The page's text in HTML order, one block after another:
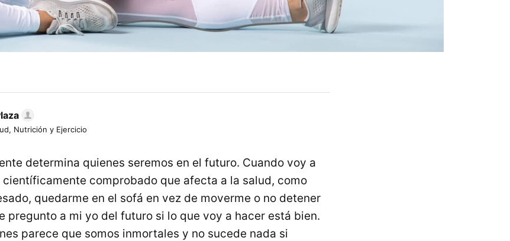
Nutrición y Ejercicio
determina quienes seremos en el futuro. Cuando voy a
comprobado que afecta a la salud, como
quedarme en el sofá en vez de moverme o no detener
pregunto a mi yo del futuro si lo que voy a hacer está bien.
parece que somos inmortales y no sucede nada si